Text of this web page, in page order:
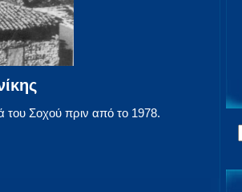
του Σοχού πριν από το 1978.